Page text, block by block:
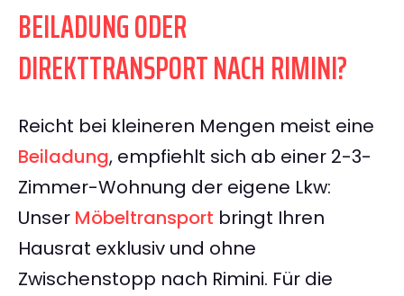
BEILADUNG ODER
DIREKTTRANSPORT NACH RIMINI?
Reicht bei kleineren Mengen meist eine
Beiladung, empfiehlt sich ab einer 2-3-
Zimmer-Wohnung der eigene Lkw:
Unser Möbeltransport bringt Ihren
Hausrat exklusiv und ohne
Zwischenstopp nach Rimini. Für die